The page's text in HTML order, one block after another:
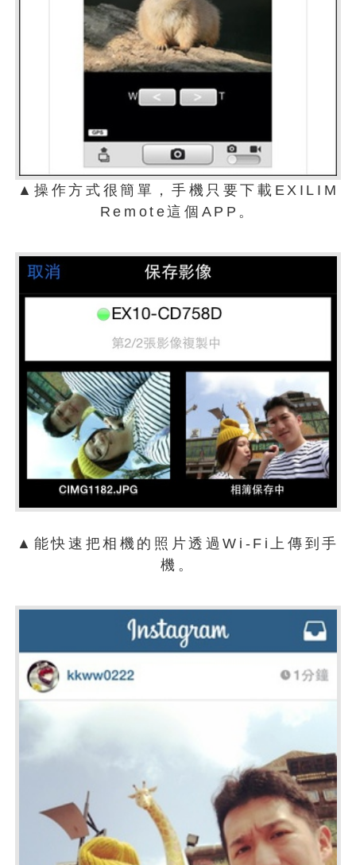
▲操作方式很簡單，手機只要下載EXILIM
Remote這個APP。
▲能快速把相機的照片透過Wi-Fi上傳到手
機。